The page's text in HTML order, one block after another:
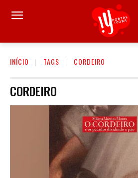
INÍCIO TAGS CORDEIRO
CORDEIRO